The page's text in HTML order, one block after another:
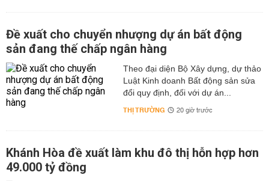
Đề xuất cho chuyển nhượng dự án bất động
sản đang thế chấp ngân hàng
Theo đại diện Bộ Xây dựng, dự thảo
Luật Kinh doanh Bất động sản sửa
đổi quy định, đối với dự án...
THỊ TRƯỜNG 20 giờ trước
Khánh Hòa đề xuất làm khu đô thị hỗn hợp hơn
49.000 tỷ đồng